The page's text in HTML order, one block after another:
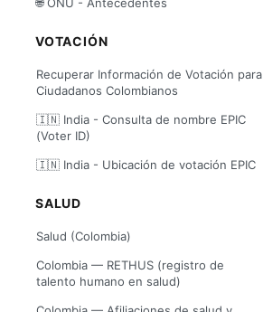
VOTACIÓN
Recuperar Información de Votación para
Ciudadanos Colombianos
🇮🇳 India - Consulta de nombre EPIC
(Voter ID)
🇮🇳 India - Ubicación de votación EPIC
SALUD
Salud (Colombia)
Colombia — RETHUS (registro de
talento humano en salud)